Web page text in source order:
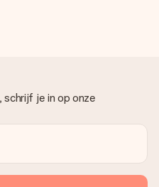
je in op onze